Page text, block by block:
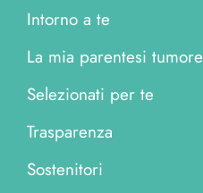
Intorno a te
La mia parentesi tumore
Selezionati per te
Trasparenza
Sostenitori